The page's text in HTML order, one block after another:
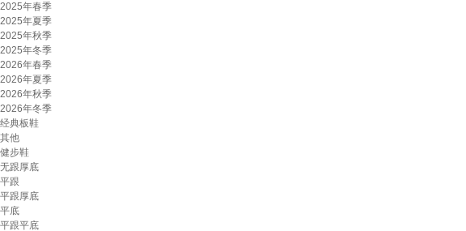
2025年春季
2025年夏季
2025年秋季
2025年冬季
2026年春季
2026年夏季
2026年秋季
2026年冬季
经典板鞋
其他
健步鞋
无跟厚底
平跟
平跟厚底
平底
平跟平底